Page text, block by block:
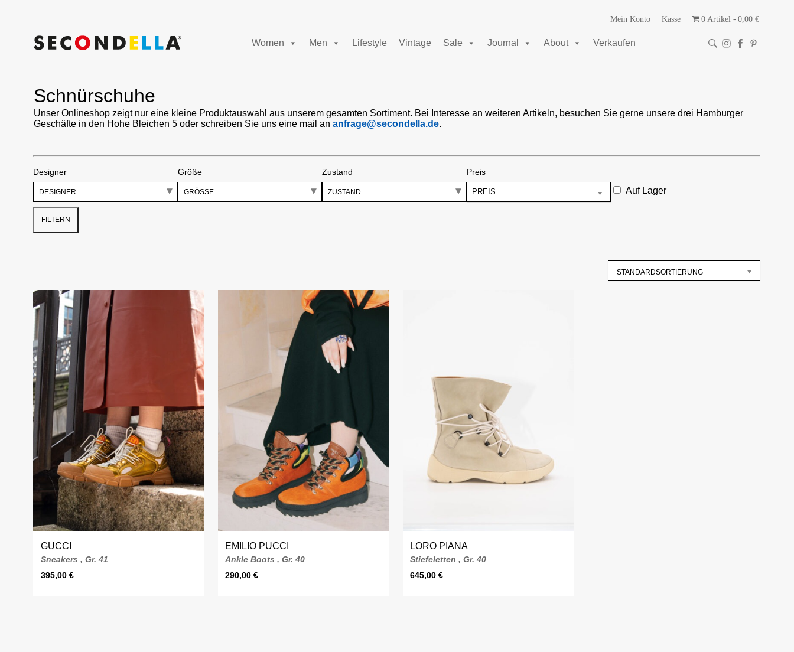
Mein Konto Kasse 0 Artikel 0,00 €
Women Men Lifestyle Vintage Sale Journal About Verkaufen
Schnürschuhe
Unser Onlineshop zeigt nur eine kleine Produktauswahl aus unserem gesamten Sortiment. Bei Interesse an weiteren Artikeln, besuchen Sie gerne unsere drei Hamburger
Geschäfte in den Hohe Bleichen 5 oder schreiben Sie uns eine mail an anfrage@secondella.de.
Designer
DESIGNER
Größe
GRÖSSE
Zustand
ZUSTAND
Preis
PREIS Auf Lager
FILTERN
STANDARDSORTIERUNG
GUCCI
Sneakers , Gr. 41
395,00 €
EMILIO PUCCI
Ankle Boots , Gr. 40
290,00€
LORO PIANA
Stiefeletten , Gr. 40
645,00€